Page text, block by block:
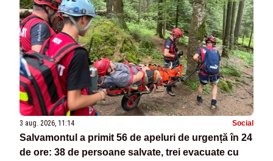
3 aug. 2026, 11:14 Social
Salvamontul a primit 56 de apeluri de urgență în 24
de ore: 38 de persoane salvate, trei evacuate cu